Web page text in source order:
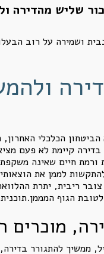
שליש מהדירה
ושמירה על רוב
הכלכלי
קיימת לא פעם
ורמת חיים שאינה
לממן את
ריבית, יתרת
ממשיך להתגורר